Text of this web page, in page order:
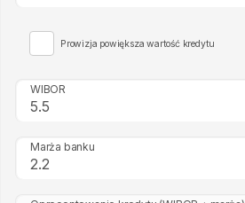
Prowizja powiększa wartość kredytu
WIBOR
Marża banku